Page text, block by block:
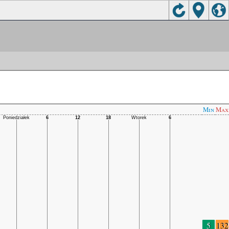
MinMax
5 132